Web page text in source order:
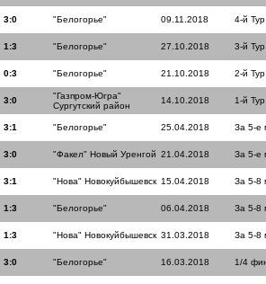
3:0 "Белогорье" 09.11.2018 4-й Тур
1:3 "Белогорье" 27.10.2018 3-й Тур
0:3 "Белогорье" 21.10.2018 2-й Тур
3:0
"Газпром-Югра"
Сургутский район
14.10.2018 1-й Тур
3:1 "Белогорье" 25.04.2018 За 5-е
3:0 "Факел" Новый Уренгой 21.04.2018 За 5-е
3:1 "Нова" Новокуйбышевск 15.04.2018 За 5-8
1:3 "Белогорье" 06.04.2018 За 5-8
1:3 "Нова" Новокуйбышевск 31.03.2018 За 5-8
3:0 "Белогорье" 16.03.2018 1/4